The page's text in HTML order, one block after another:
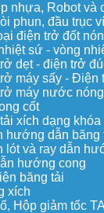
nhựa, Robot và
phun, đầu trục
điện trở đốt
sứ - vòng
dẹt - điện trở
máy sấy - Điện
máy nước
cốt
xích dạng khóa
hướng dẫn băng
lót và ray dẫn
hướng cong
băng tải
xích
Hộp giảm tốc